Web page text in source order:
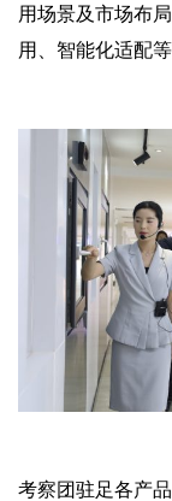
用场景及市场布
用、智能化适配
考察团驻足各产